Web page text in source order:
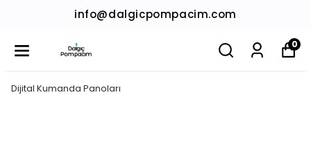
info@dalgicpompacim.com
0
Dijital Kumanda Panoları